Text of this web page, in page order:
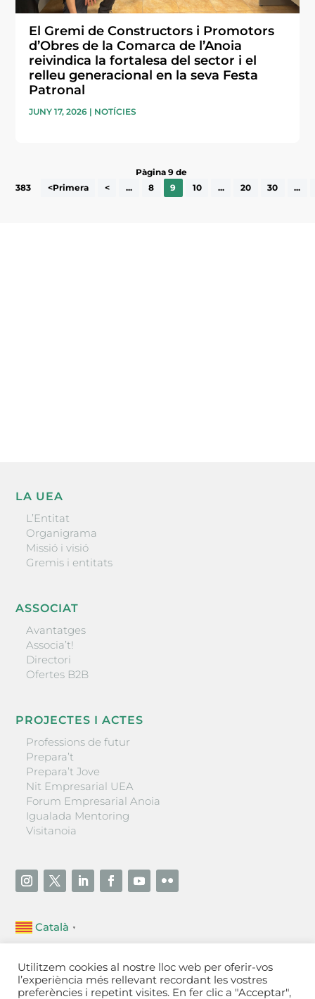
El Gremi de Constructors i Promotors
d’Obres de la Comarca de l’Anoia
reivindica la fortalesa del sector i el
relleu generacional en la seva Festa
Patronal
JUNY 17, 2026 | NOTÍCIES
Pàgina 9 de
383
<Primera < ... 8 9 10 ... 20 30 ...
LA UEA
L’Entitat
Organigrama
Missió i visió
Gremis i entitats
ASSOCIAT
Avantatges
Associa’t!
Directori
Ofertes B2B
PROJECTES I ACTES
Professions de futur
Prepara’t
Prepara’t Jove
Nit Empresarial UEA
Forum Empresarial Anoia
Igualada Mentoring
Visitanoia
Català ▼
Unió Empresarial de l’Anoia (UEA)
Ctra. de Manresa, 131, 08700 – Igualada(Barcelona)
Tel 93 805 22 92
Utilitzem cookies al nostre lloc web per oferir-vos
l’experiència més rellevant recordant les vostres
preferències i repetint visites. En fer clic a "Acceptar",